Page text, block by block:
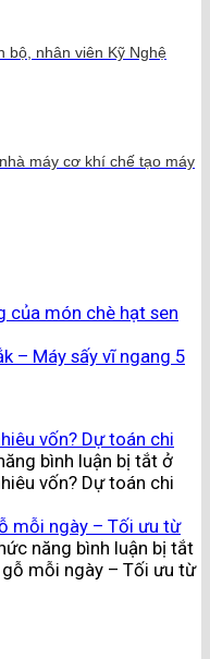
bộ, nhân viên Kỹ Nghệ
máy cơ khí chế tạo máy
của món chè hạt sen
– Máy sấy vĩ ngang 5
vốn? Dự toán chi
bình luận bị tắt ở
vốn? Dự toán chi
mỗi ngày – Tối ưu từ
năng bình luận bị tắt
mỗi ngày – Tối ưu từ